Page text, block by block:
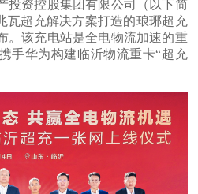
投资控股集团有限公司（以下简
瓦超充解决方案打造的琅琊超充
。该充电站是全电物流加速的重
手华为构建临沂物流重卡“超充